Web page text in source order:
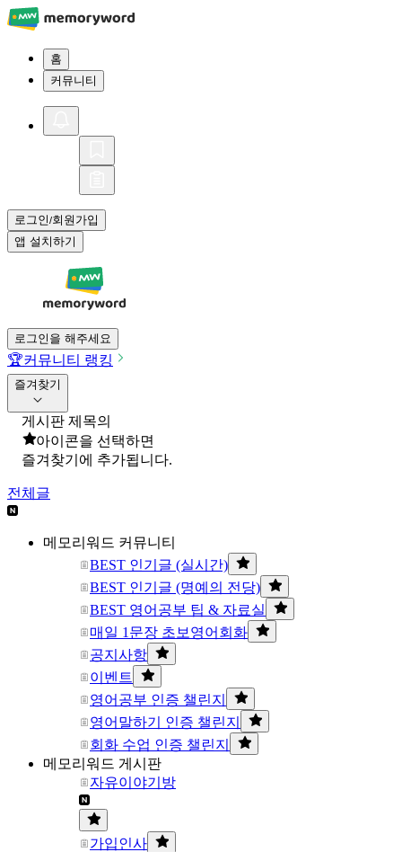
홈
커뮤니티
로그인/회원가입
앱 설치하기
로그인을 해주세요
🏆커뮤니티 랭킹
즐겨찾기
게시판 제목의
아이콘을 선택하면
즐겨찾기에 추가됩니다.
전체글
메모리워드 커뮤니티
BEST 인기글 (실시간)
BEST 인기글 (명예의 전당)
BEST 영어공부 팁 & 자료실
매일 1문장 초보영어회화
공지사항
이벤트
영어공부 인증 챌린지
영어말하기 인증 챌린지
회화 수업 인증 챌린지
메모리워드 게시판
자유이야기방
가입인사